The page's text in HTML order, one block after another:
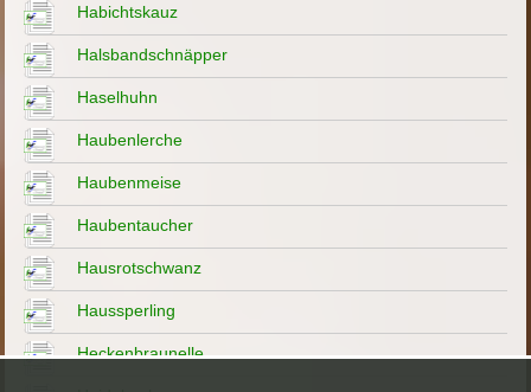
Habichtskauz
Halsbandschnäpper
Haselhuhn
Haubenlerche
Haubenmeise
Haubentaucher
Hausrotschwanz
Haussperling
Heckenbraunelle